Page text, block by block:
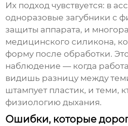
Их подход чувствуется: в
одноразовые загубники с
защиты аппарата, и
медицинского силикона,
форму после обработки.
наблюдение — когда
видишь разницу между
штампует пластик, и теми,
физиологию дыхания.
Ошибки, которые